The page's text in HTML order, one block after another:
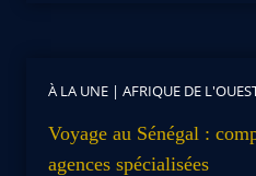
À LA UNE | AFRIQUE DE
Voyage au Sénégal :
agences spécialisées